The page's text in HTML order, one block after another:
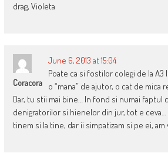
drag, Violeta
Coracora
June 6, 2013 at 15:04
Poate ca si fostilor colegi de la
o “mana” de ajutor, o cat de mica
Dar, tu stii mai bine… In fond si numai faptul
denigratorilor si hienelor din jur, tot e ceva…
tinem si la tine, dar ii simpatizam si pe ei, am